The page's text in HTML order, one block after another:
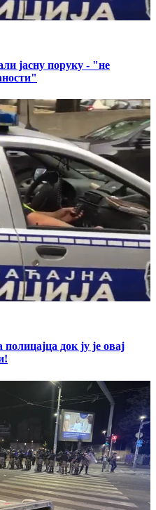
јасну поруку - "не
док ју је овај